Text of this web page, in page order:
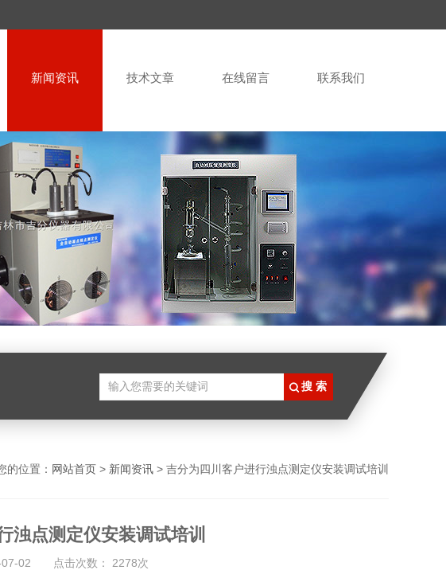
新闻资讯 技术文章 在线留言 联系我们
的位置： 网站首页 > 新闻资讯 > 吉分为四川客户进行浊点测定仪安装调试培训
浊点测定仪安装调试培训
07-02 点击次数： 2278次